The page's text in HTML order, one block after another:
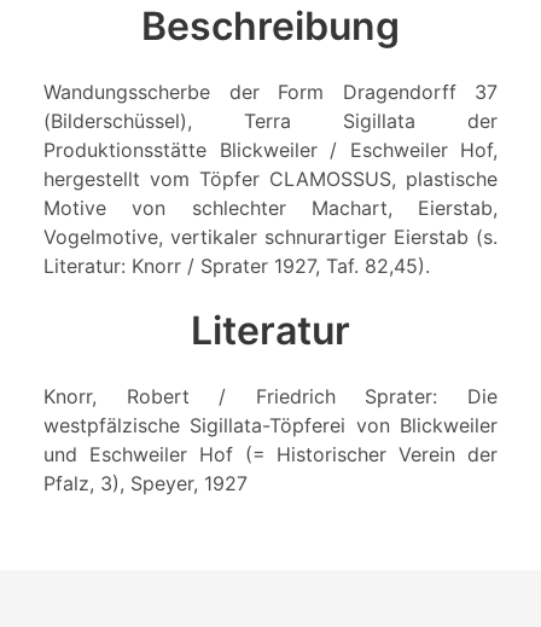
Beschreibung
Wandungsscherbe der Form Dragendorff 37
(Bilderschüssel), Terra Sigillata der
Produktionsstätte Blickweiler / Eschweiler Hof,
hergestellt vom Töpfer CLAMOSSUS, plastische
Motive von schlechter Machart, Eierstab,
Vogelmotive, vertikaler schnurartiger Eierstab (s.
Literatur: Knorr / Sprater 1927, Taf. 82,45).
Literatur
Knorr, Robert / Friedrich Sprater: Die
westpfälzische Sigillata-Töpferei von Blickweiler
und Eschweiler Hof (= Historischer Verein der
Pfalz, 3), Speyer, 1927